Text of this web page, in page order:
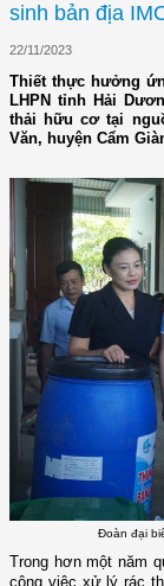
sinh bản địa
22/11/2023
Thiết thực hưởng
LHPN tỉnh Hải
thải hữu cơ tại
Văn, huyện Cẩm
Đoàn đại
Trong hơn một năm
công việc xử lý rác